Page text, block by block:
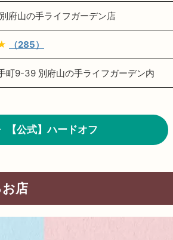
府山の手ライフガーデン店
（285）
町9-39 別府山の手ライフガーデン内
【公式】ハードオフ
店